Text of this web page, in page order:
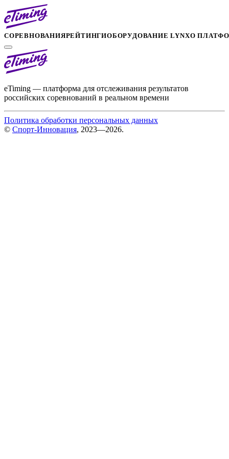
СОРЕВНОВАНИЯРЕЙТИНГИОБОРУДОВАНИЕ LYNXО
eTiming — платформа для отслеживания результатов
российских соревнований в реальном времени
Политика обработки персональных данных
© Спорт-Инновация, 2023—2026.